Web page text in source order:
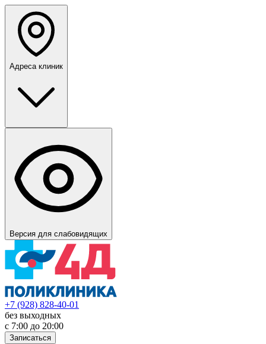
Адреса клиник
Версия для слабовидящих
+7 (928) 828-40-01
без выходных
с 7:00 до 20:00
Записаться